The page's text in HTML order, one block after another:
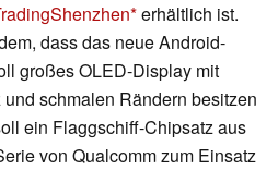
erhältlich ist.
dass das neue Android-
großes OLED-Display mit
schmalen Rändern besitzen
ein Flaggschiff-Chipsatz aus
von Qualcomm zum Einsatz